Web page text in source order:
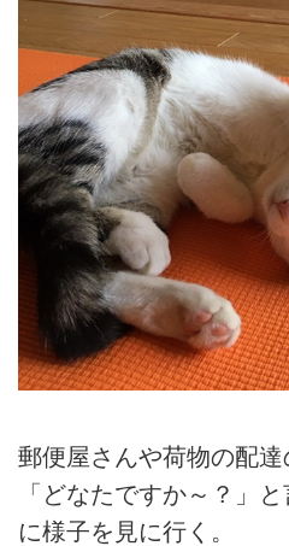
郵便屋さんや荷物の配
「どなたですか～？」
に様子を見に行く。